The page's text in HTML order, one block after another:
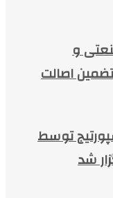
و
اصالت
توسط
شد